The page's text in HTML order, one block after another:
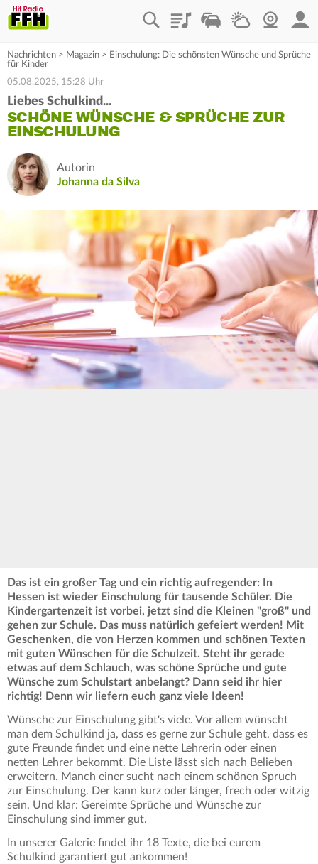
PlaylistStaupilotWetterWebcam
Nachrichten > Magazin > Einschulung: Die schönsten Wünsche und Sprüche
für Kinder
05.08.2025, 15:28 Uhr
Liebes Schulkind...
SCHÖNE WÜNSCHE & SPRÜCHE ZUR
EINSCHULUNG
Autorin
Johanna da Silva
Das ist ein großer Tag und ein richtig aufregender: In
Hessen ist wieder Einschulung für tausende Schüler. Die
Kindergartenzeit ist vorbei, jetzt sind die Kleinen "groß" und
gehen zur Schule. Das muss natürlich gefeiert werden! Mit
Geschenken, die von Herzen kommen und schönen Texten
mit guten Wünschen für die Schulzeit. Steht ihr gerade
etwas auf dem Schlauch, was schöne Sprüche und gute
Wünsche zum Schulstart anbelangt? Dann seid ihr hier
richtig! Denn wir liefern euch ganz viele Ideen!
Wünsche zur Einschulung gibt's viele. Vor allem wünscht
man dem Schulkind ja, dass es gerne zur Schule geht, dass es
gute Freunde findet und eine nette Lehrerin oder einen
netten Lehrer bekommt. Die Liste lässt sich nach Belieben
erweitern. Manch einer sucht nach einem schönen Spruch
zur Einschulung. Der kann kurz oder länger, frech oder witzig
sein. Und klar: Gereimte Sprüche und Wünsche zur
Einschulung sind immer gut.
In unserer Galerie findet ihr 18 Texte, die bei eurem
Schulkind garantiert gut ankommen!